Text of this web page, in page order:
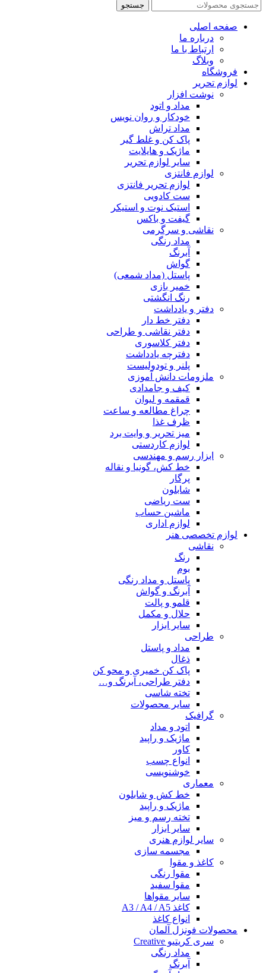
جستجو
صفحه اصلی
درباره ما
ارتباط با ما
وبلاگ
فروشگاه
لوازم تحریر
نوشت افزار
مداد و اتود
خودکار و روان نویس
مداد تراش
پاک کن و غلط گیر
ماژیک و هایلایت
سایر لوازم تحریر
لوازم فانتزی
لوازم تحریر فانتزی
ست کادویی
استیک نوت و استیکر
گیفت و باکس
نقاشی و سرگرمی
مداد رنگی
آبرنگ
گواش
پاستل (مداد شمعی)
خمیر بازی
رنگ انگشتی
دفتر و یادداشت
دفتر خط دار
دفتر نقاشی و طراحی
دفتر کلاسوری
دفترچه یادداشت
پلنر و تودولیست
ملزومات دانش آموزی
کیف و جامدادی
قمقمه و لیوان
چراغ مطالعه و ساعت
ظرف غذا
میز تحریر و وایت برد
لوازم کاردستی
ابزار رسم و مهندسی
خط کش، گونیا و نقاله
پرگار
شابلون
ست ریاضی
ماشین حساب
لوازم اداری
لوازم تخصصی هنر
نقاشی
رنگ
بوم
پاستل و مداد رنگی
آبرنگ و گواش
قلمو و پالت
حلال و مکمل
سایر ابزار
طراحی
مداد و پاستل
ذغال
پاک کن خمیری و محو کن
دفتر طراحی، آبرنگ و…
تخته شاسی
سایر محصولات
گرافیک
اتود و مداد
ماژیک و راپید
کاور
انواع چسب
خوشنویسی
معماری
خط کش و شابلون
ماژیک و راپید
تخته رسم و میز
سایر ابزار
سایر لوازم هنری
مجسمه سازی
کاغذ و مقوا
مقوا رنگی
مقوا سفید
سایر مقواها
کاغذ A3 / A4 / A5
انواع کاغذ
محصولات فونزل آلمان
سری کریتیو Creative
مداد رنگی
آبرنگ